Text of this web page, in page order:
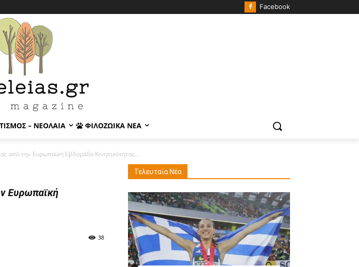
Facebook
– ΝΕΟΛΑΊΑ ΦΙΛΟΖΩΙΚΆ ΝΈΑ
από την Ευρωπαϊκή Εβδομάδα Κινητικότητας...
Ευρωπαϊκή
38
Τελευταία Νέα